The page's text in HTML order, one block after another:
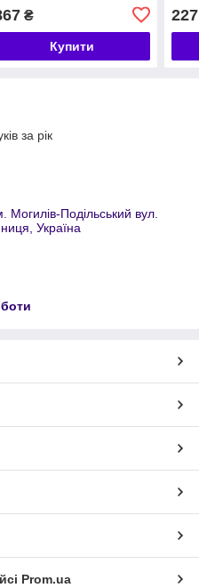
₴
Купити
227
за рік
Могилів-Подільський вул.
Україна
Prom.ua